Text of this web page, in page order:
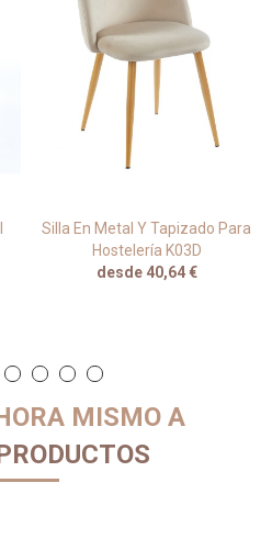
Silla En Metal Y Tapizado Para
Hostelería K03D
desde 40,64 €
MISMO A